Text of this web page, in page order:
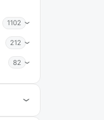
1102
212
82